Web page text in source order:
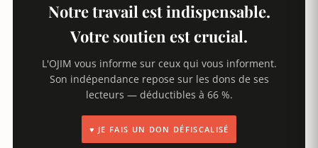
Notre travail est indispensable.
Votre soutien est crucial.
L'OJIM vous informe sur ceux qui vous informent.
Son indépendance repose sur les dons de ses
lecteurs — déductibles à 66 %.
♥ JE FAIS UN DON DÉFISCALISÉ